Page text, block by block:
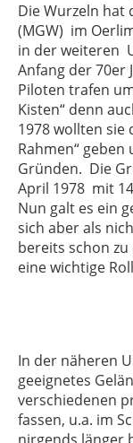
Die Wurzeln
(MGW) im
in der weiteren
Anfang der 70er
Piloten trafen
Kisten“ denn
1978 wollten sie
Rahmen“
Gründen. Die
April 1978 mit
Nun galt es ein
sich aber als
bereits schon
eine wichtige
In der näheren
geeignetes
verschiedenen
fassen, u.a. im